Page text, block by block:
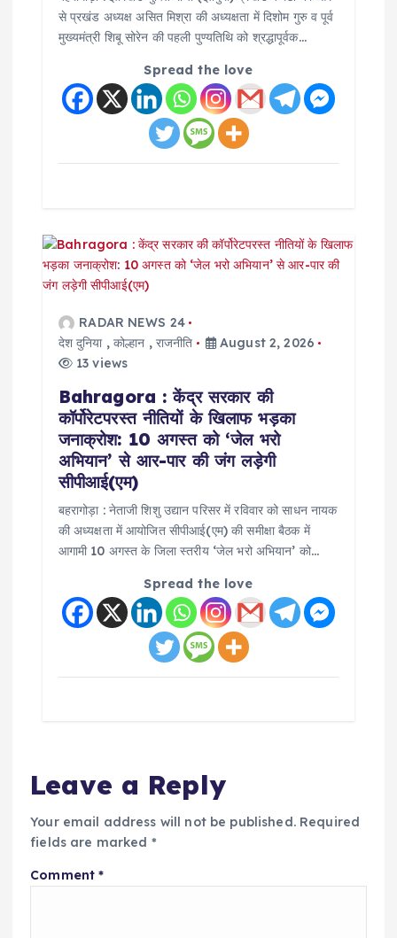
से प्रखंड अध्यक्ष असित मिश्रा की अध्यक्षता में दिशोम गुरु व पूर्व
मुख्यमंत्री शिबू सोरेन की पहली पुण्यतिथि को श्रद्धापूर्वक…
Spread the love
RADAR NEWS 24
देश दुनिया,कोल्हान , राजनीति
August 2, 2026
13 views
Bahragora : केंद्र सरकार की
कॉर्पोरेटपरस्त नीतियों के खिलाफ भड़का
जनाक्रोश: 10 अगस्त को ‘जेल भरो
अभियान’ से आर-पार की जंग लड़ेगी
सीपीआई(एम)
बहरागोड़ा : नेताजी शिशु उद्यान परिसर में रविवार को साधन नायक
की अध्यक्षता में आयोजित सीपीआई(एम) की समीक्षा बैठक में
आगामी 10 अगस्त के जिला स्तरीय ‘जेल भरो अभियान’ को…
Spread the love
Leave a Reply
Your email address will not be published. Required
fields are marked *
Comment*